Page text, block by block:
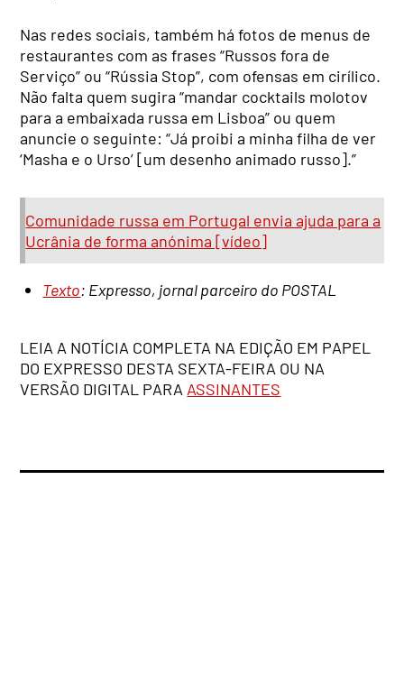
Nas redes sociais, também há fotos de menus de
restaurantes com as frases “Russos fora de
Serviço” ou “Rússia Stop”, com ofensas em cirílico.
Não falta quem sugira “mandar cocktails molotov
para a embaixada russa em Lisboa” ou quem
anuncie o seguinte: “Já proibi a minha filha de ver
‘Masha e o Urso’ [um desenho animado russo].”
Comunidade russa em Portugal envia ajuda para a
Ucrânia de forma anónima [vídeo]
Texto: Expresso, jornal parceiro do POSTAL
LEIA A NOTÍCIA COMPLETA NA EDIÇÃO EM PAPEL
DO EXPRESSO DESTA SEXTA-FEIRA OU NA
VERSÃO DIGITAL PARA ASSINANTES